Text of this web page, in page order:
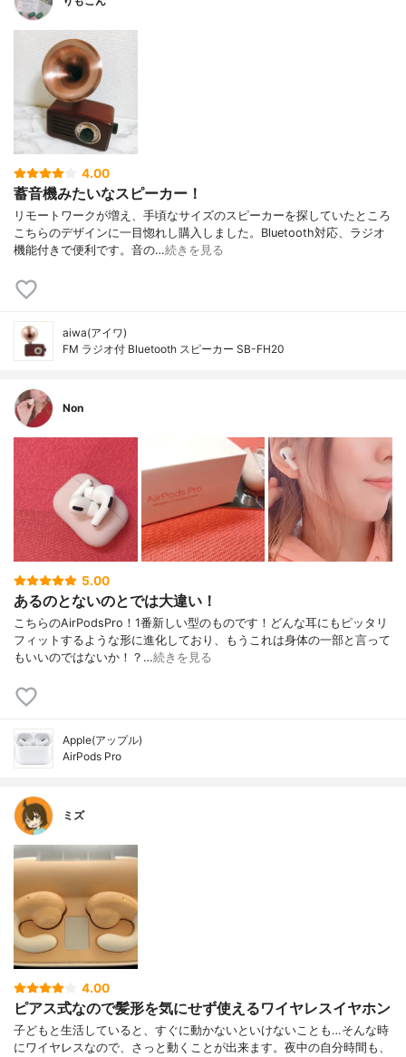
4.00
蓄音機みたいなスピーカー！
リモートワークが増え、手頃なサイズのスピーカーを探していたところ
こちらのデザインに一目惚れし購入しました。Bluetooth対応、ラジオ
機能付きで便利です。音の…続きを見る
aiwa(アイワ)
FM ラジオ付 Bluetooth スピーカー SB-FH20
Non
5.00
あるのとないのとでは大違い！
こちらのAirPodsPro！1番新しい型のものです！どんな耳にもピッタリ
フィットするような形に進化しており、もうこれは身体の一部と言って
もいいのではないか！？…続きを見る
Apple(アップル)
AirPods Pro
ミズ
4.00
ピアス式なので髪形を気にせず使えるワイヤレスイヤホン
子どもと生活していると、すぐに動かないといけないことも…そんな時
にワイヤレスなので、さっと動くことが出来ます。夜中の自分時間も、